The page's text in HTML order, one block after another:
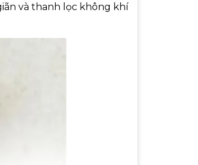
và thanh lọc không khí